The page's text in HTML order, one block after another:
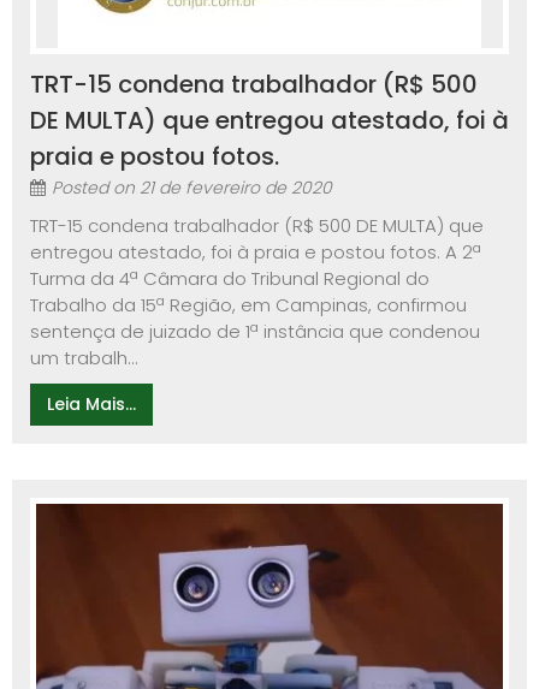
TRT-15 condena trabalhador (R$ 500
DE MULTA) que entregou atestado, foi à
praia e postou fotos.
Posted on 21 de fevereiro de 2020
TRT-15 condena trabalhador (R$ 500 DE MULTA) que
entregou atestado, foi à praia e postou fotos. A 2ª
Turma da 4ª Câmara do Tribunal Regional do
Trabalho da 15ª Região, em Campinas, confirmou
sentença de juizado de 1ª instância que condenou
um trabalh...
Leia Mais...